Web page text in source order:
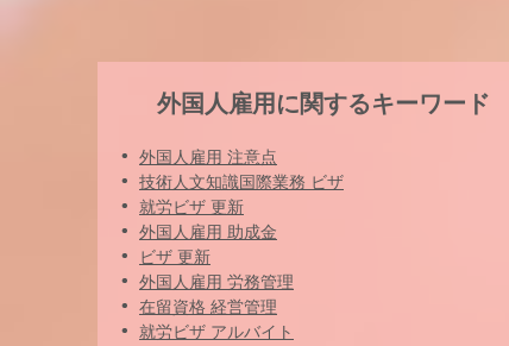
外国人雇用に関するキーワード
外国人雇用 注意点
技術人文知識国際業務 ビザ
就労ビザ 更新
外国人雇用 助成金
ビザ 更新
外国人雇用 労務管理
在留資格 経営管理
就労ビザ アルバイト